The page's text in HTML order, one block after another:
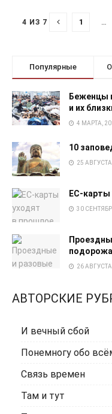
4 ИЗ 7 1
Популярные
Беженцы
и их
4 МАРТА,
10
25
EC-
30
26
АВТОРСКИЕ
И вечный сбой
Понемногу обо
Связь времен
Там и тут